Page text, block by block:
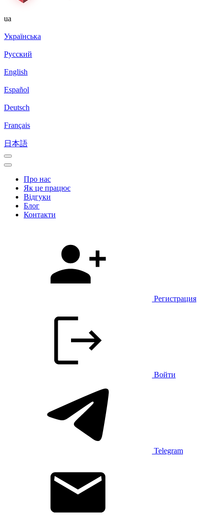
ua
Українська
Русский
English
Español
Deutsch
Français
日本語
Про нас
Як це працює
Відгуки
Блог
Контакти
Регистрация
Войти
Telegram